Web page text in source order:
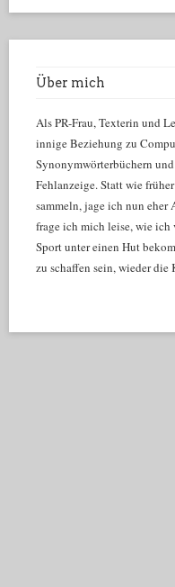
Über mich
Als PR-Frau, Texterin und
innige Beziehung zu
Synonymwörterbüchern
Fehlanzeige. Statt wie
sammeln, jage ich nun eher
frage ich mich leise, wie ich
Sport unter einen Hut
zu schaffen sein, wieder die